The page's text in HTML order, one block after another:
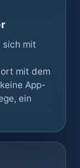
sich mit
mit dem
App-
ein